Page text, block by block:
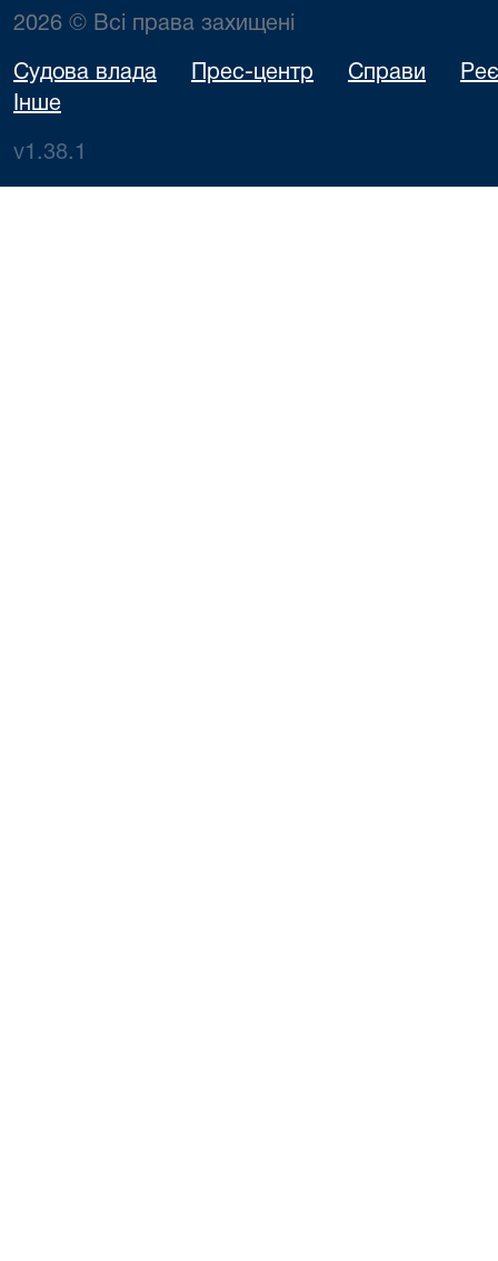
2026 © Всі права захищені
Судова влада Прес-центр Справи
Інше
v1.38.1